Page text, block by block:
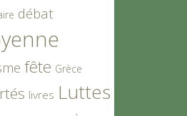
débat
fête Grèce
livres Luttes